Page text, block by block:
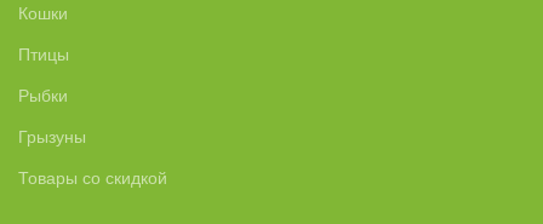
Кошки
Птицы
Рыбки
Грызуны
Товары со скидкой